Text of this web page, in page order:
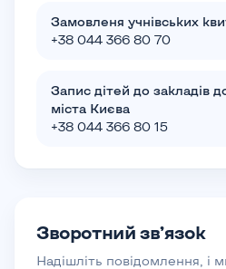
Замовленя учнівських
+38 044 366 80 70
Запис дітей до закладів
міста Києва
+38 044 366 80 15
Зворотний зв’язок
Надішліть повідомлення, і